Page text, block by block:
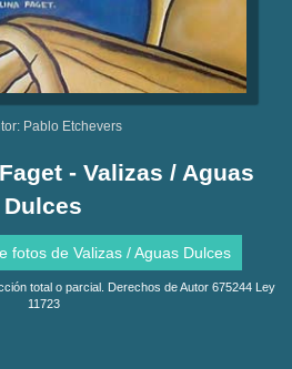
Pablo Etchevers
- Valizas / Aguas
Dulces
fotos de Valizas / Aguas Dulces
total o parcial. Derechos de Autor 675244 Ley
11723